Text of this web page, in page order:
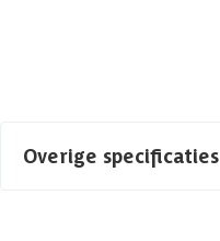
Overige specificaties